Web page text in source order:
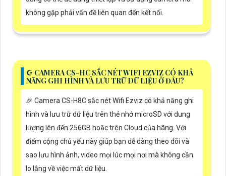
không gặp phải vấn đề liên quan đến kết nối.
☪ CAMERA CS-HC SẮC NÉT WIFI EZVIZ CÓ KHẢ
NĂNG GHI HÌNH VÀ LƯU TRỮ DỮ LIỆU Ở ĐÂU?
️🎉 Camera CS-H8C sắc nét Wifi Ezviz có khả năng ghi
hình và lưu trữ dữ liệu trên thẻ nhớ microSD với dung
lượng lên đến 256GB hoặc trên Cloud của hãng. Với
điểm cộng chủ yếu này giúp bạn dễ dàng theo dõi và
sao lưu hình ảnh, video mọi lúc mọi nơi mà không cần
lo lắng về việc mất dữ liệu.